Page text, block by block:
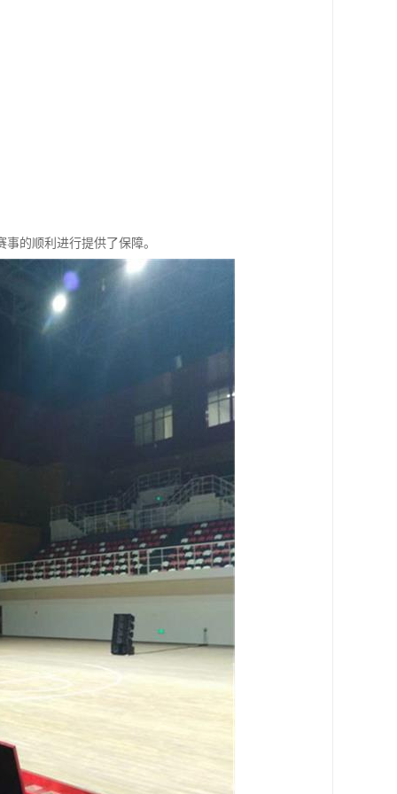
的顺利进行提供了保障。